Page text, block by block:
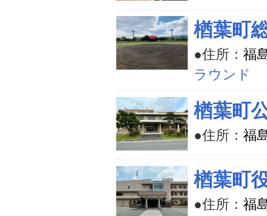
楢葉町
●住所： 福
ラウンド
楢葉町
●住所： 福
楢葉町
●住所： 福